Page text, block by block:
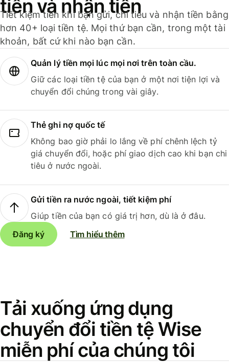
tiền và nhận tiền
Tiết kiệm tiền khi bạn gửi, chi tiêu và nhận tiền bằng
hơn 40+ loại tiền tệ. Mọi thứ bạn cần, trong một tài
khoản, bất cứ khi nào bạn cần.
Quản lý tiền mọi lúc mọi nơi trên toàn cầu.
Giữ các loại tiền tệ của bạn ở một nơi tiện lợi và
chuyển đổi chúng trong vài giây.
Thẻ ghi nợ quốc tế
Không bao giờ phải lo lắng về phí chênh lệch tỷ
giá chuyển đổi, hoặc phí giao dịch cao khi bạn chi
tiêu ở nước ngoài.
Gửi tiền ra nước ngoài, tiết kiệm phí
Giúp tiền của bạn có giá trị hơn, dù là ở đâu.
Đăng ký
Tìm hiểu thêm
Tải xuống ứng dụng
chuyển đổi tiền tệ Wise
miễn phí của chúng tôi